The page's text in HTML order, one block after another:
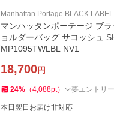
Manhattan Portage BLACK LABEL
マンハッタンポーテージ ブ
ョルダーバッグ サコッシュ
MP1095TWLBL NV1
18,700円
24% （4,088pt） 要エントリー
本日翌日お届け非対応